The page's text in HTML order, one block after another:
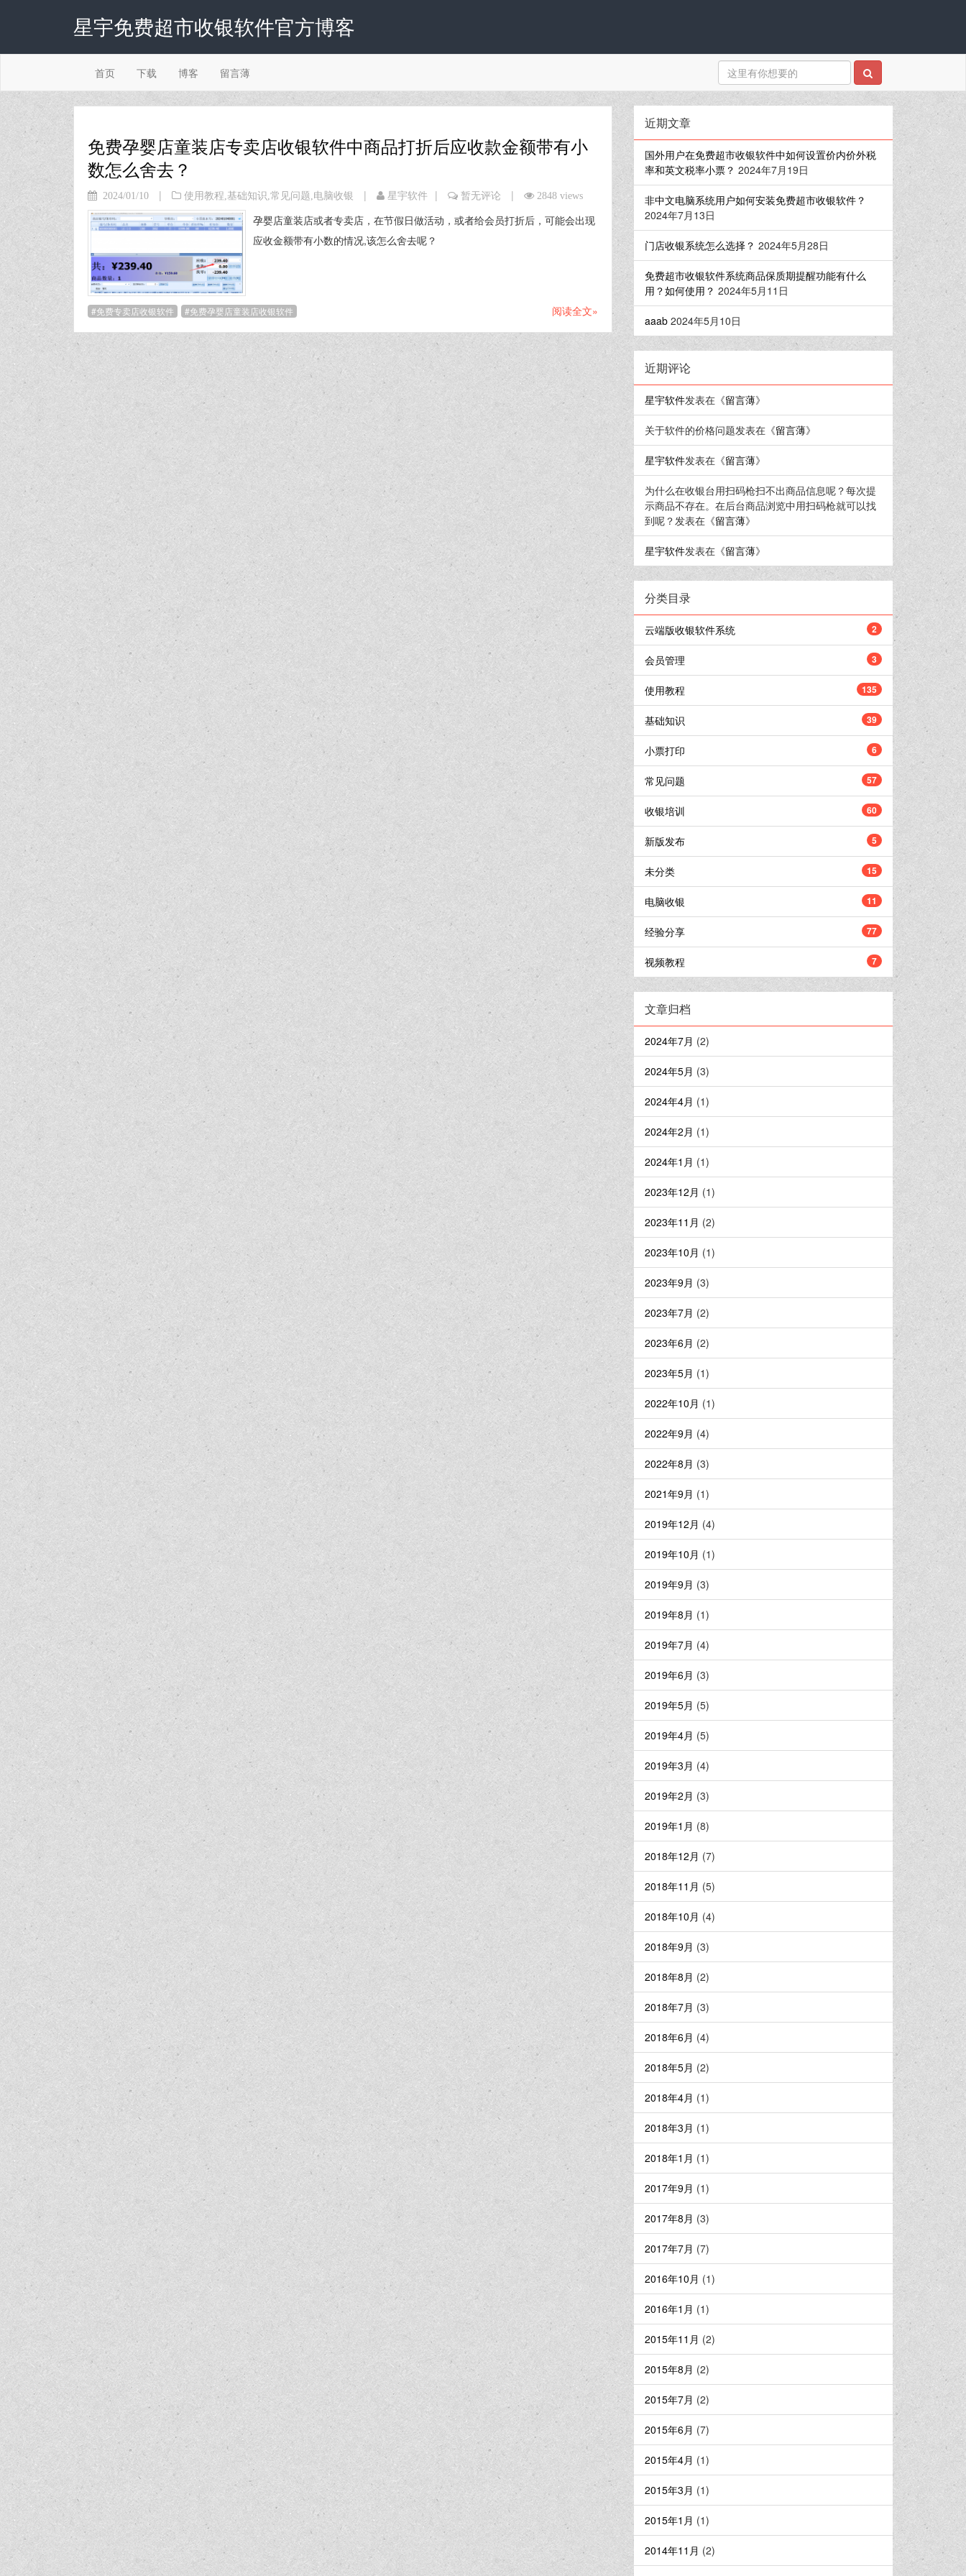
星宇免费超市收银软件官方博客
首页 下载 博客 留言薄
免费孕婴店童装店专卖店收银软件中商品打折后应收款金额带有小
数怎么舍去？
2024/01/10 | 使用教程 基础知识 常见问题 电脑收银 | 星宇软件 | 暂无评论 | 2848 views
孕婴店童装店或者专卖店，在节假日做活动，或者给会员打折后，可能会出现
应收金额带有小数的情况,该怎么舍去呢？
免费专卖店收银软件 免费孕婴店童装店收银软件 阅读全文»
近期文章
国外用户在免费超市收银软件中如何设置价内价外税
率和英文税率小票？ 2024年7月19日
非中文电脑系统用户如何安装免费超市收银软件？
2024年7月13日
门店收银系统怎么选择？ 2024年5月28日
免费超市收银软件系统商品保质期提醒功能有什么
用？如何使用？ 2024年5月11日
aaab 2024年5月10日
近期评论
星宇软件发表在《留言薄》
关于软件的价格问题发表在《留言薄》
星宇软件发表在《留言薄》
为什么在收银台用扫码枪扫不出商品信息呢？每次提
示商品不存在。在后台商品浏览中用扫码枪就可以找
到呢？发表在《留言薄》
星宇软件发表在《留言薄》
分类目录
云端版收银软件系统 2
会员管理 3
使用教程 135
基础知识 39
小票打印 6
常见问题 57
收银培训 60
新版发布 5
未分类 15
电脑收银 11
经验分享 77
视频教程 7
文章归档
2024年7月 (2)
2024年5月 (3)
2024年4月 (1)
2024年2月 (1)
2024年1月 (1)
2023年12月 (1)
2023年11月 (2)
2023年10月 (1)
2023年9月 (3)
2023年7月 (2)
2023年6月 (2)
2023年5月 (1)
2022年10月 (1)
2022年9月 (4)
2022年8月 (3)
2021年9月 (1)
2019年12月 (4)
2019年10月 (1)
2019年9月 (3)
2019年8月 (1)
2019年7月 (4)
2019年6月 (3)
2019年5月 (5)
2019年4月 (5)
2019年3月 (4)
2019年2月 (3)
2019年1月 (8)
2018年12月 (7)
2018年11月 (5)
2018年10月 (4)
2018年9月 (3)
2018年8月 (2)
2018年7月 (3)
2018年6月 (4)
2018年5月 (2)
2018年4月 (1)
2018年3月 (1)
2018年1月 (1)
2017年9月 (1)
2017年8月 (3)
2017年7月 (7)
2016年10月 (1)
2016年1月 (1)
2015年11月 (2)
2015年8月 (2)
2015年7月 (2)
2015年6月 (7)
2015年4月 (1)
2015年3月 (1)
2015年1月 (1)
2014年11月 (2)